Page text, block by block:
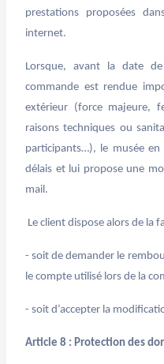
prestations proposées
internet.
Lorsque, avant la date
commande est rendue
extérieur (force majeure,
raisons techniques ou
participants…), le musée
délais et lui propose une
mail.
Le client dispose alors de la
- soit de demander le
le compte utilisé lors de la
- soit d’accepter la
Article 8 : Protection des